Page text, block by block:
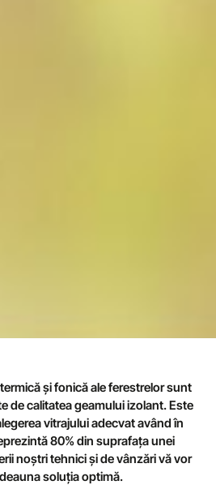
și fonică ale ferestrelor sunt
de calitatea geamului izolant. Este
vitrajului adecvat având în
80% din suprafața unei
noștri tehnici și de vânzări vă vor
soluția optimă.